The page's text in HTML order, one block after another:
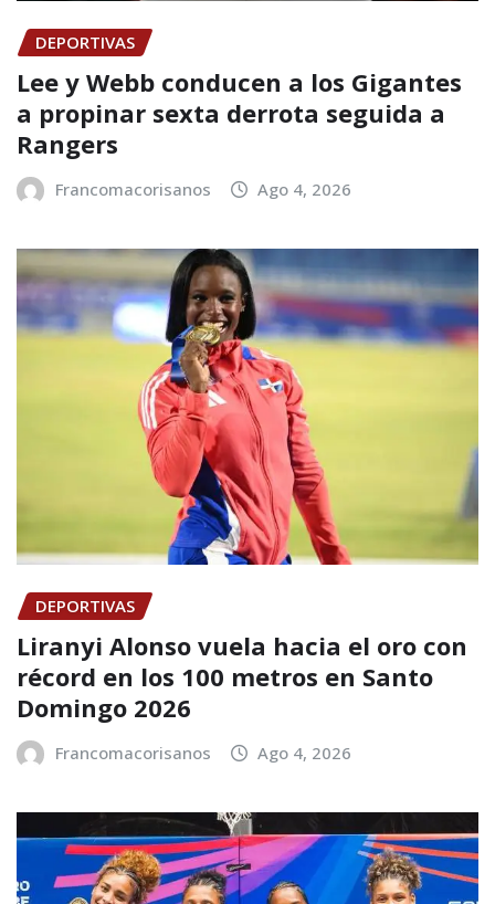
DEPORTIVAS
Lee y Webb conducen a los Gigantes
a propinar sexta derrota seguida a
Rangers
Francomacorisanos Ago 4, 2026
DEPORTIVAS
Liranyi Alonso vuela hacia el oro con
récord en los 100 metros en Santo
Domingo 2026
Francomacorisanos Ago 4, 2026